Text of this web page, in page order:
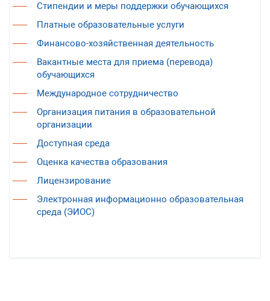
Стипендии и меры поддержки обучающихся
Платные образовательные услуги
Финансово-хозяйственная деятельность
Вакантные места для приема (перевода)
обучающихся
Международное сотрудничество
Организация питания в образовательной
организации
Доступная среда
Оценка качества образования
Лицензирование
Электронная информационно образовательная
среда (ЭИОС)